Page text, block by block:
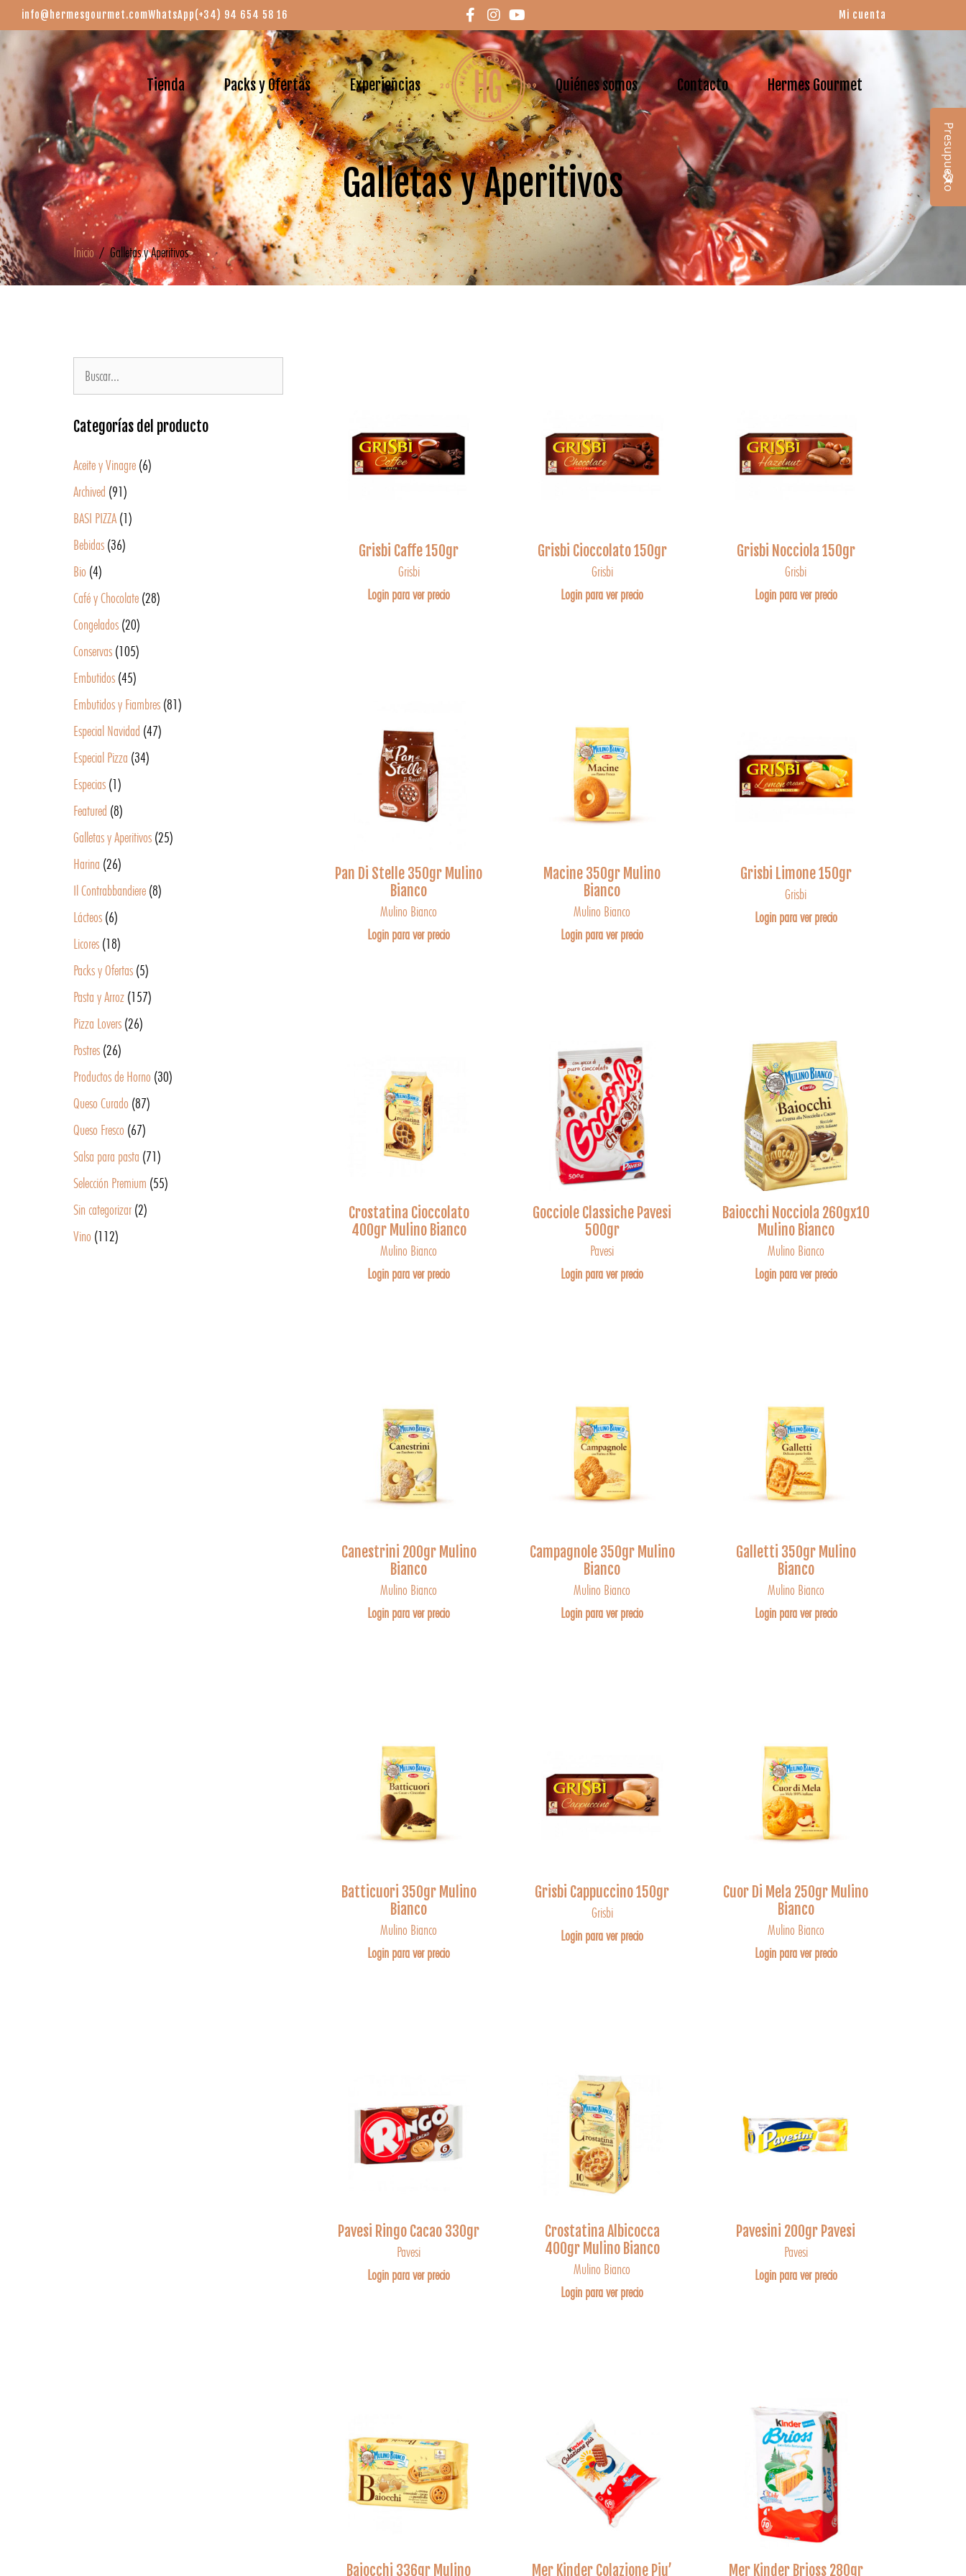
info@hermesgourmet.comWhatsApp(+34) 94 654 58 16 Mi cuenta
Tienda Packs y Ofertas Experiencias Quiénes somos Contacto Hermes Gourmet
Galletas y Aperitivos
Inicio/ Galletas y Aperitivos
Categorías del producto
Aceite y Vinagre (6)
Archived (91)
BASI PIZZA (1)
Bebidas (36)
Bio (4)
Café y Chocolate (28)
Congelados (20)
Conservas (105)
Embutidos (45)
Embutidos y Fiambres (81)
Especial Navidad (47)
Especial Pizza (34)
Especias (1)
Featured (8)
Galletas y Aperitivos (25)
Harina (26)
Il Contrabbandiere (8)
Lácteos (6)
Licores (18)
Packs y Ofertas (5)
Pasta y Arroz (157)
Pizza Lovers (26)
Postres (26)
Productos de Horno (30)
Queso Curado (87)
Queso Fresco (67)
Salsa para pasta (71)
Selección Premium (55)
Sin categorizar (2)
Vino (112)
Grisbi Caffe 150gr
Grisbi
Login para ver precio
Grisbi Cioccolato 150gr
Grisbi
Login para ver precio
Grisbi Nocciola 150gr
Grisbi
Login para ver precio
Pan Di Stelle 350gr Mulino
Bianco
Mulino Bianco
Login para ver precio
Macine 350gr Mulino
Bianco
Mulino Bianco
Login para ver precio
Grisbi Limone 150gr
Grisbi
Login para ver precio
Crostatina Cioccolato
400gr Mulino Bianco
Mulino Bianco
Login para ver precio
Gocciole Classiche Pavesi
500gr
Pavesi
Login para ver precio
Baiocchi Nocciola 260gx10
Mulino Bianco
Mulino Bianco
Login para ver precio
Canestrini 200gr Mulino
Bianco
Mulino Bianco
Login para ver precio
Campagnole 350gr Mulino
Bianco
Mulino Bianco
Login para ver precio
Galletti 350gr Mulino
Bianco
Mulino Bianco
Login para ver precio
Batticuori 350gr Mulino
Bianco
Mulino Bianco
Login para ver precio
Grisbi Cappuccino 150gr
Grisbi
Login para ver precio
Cuor Di Mela 250gr Mulino
Bianco
Mulino Bianco
Login para ver precio
Pavesi Ringo Cacao 330gr
Pavesi
Login para ver precio
Crostatina Albicocca
400gr Mulino Bianco
Mulino Bianco
Login para ver precio
Pavesini 200gr Pavesi
Pavesi
Login para ver precio
Baiocchi 336gr Mulino Mer Kinder Colazione Piu’ Mer Kinder Brioss 280gr
Presupuesto